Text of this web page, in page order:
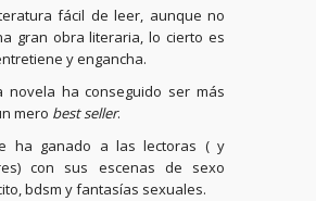
fácil de leer, aunque no
gran obra literaria, lo cierto es
y engancha.
novela ha conseguido ser más
mero best seller.
ha ganado a las lectoras ( y
con sus escenas de sexo
bdsm y fantasías sexuales.